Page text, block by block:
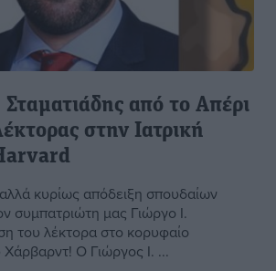
Σταματιάδης από το Απέρι
στην Ιατρική
κυρίως απόδειξη σπουδαίων
συμπατριώτη μας Γιώργο Ι.
του λέκτορα στο κορυφαίο
Χάρβαρντ! Ο Γιώργος Ι. ...